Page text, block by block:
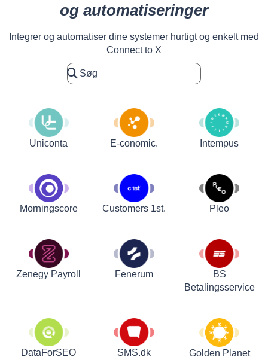
og automatiseringer
Integrer og automatiser dine systemer hurtigt og enkelt med
Connect to X
Uniconta E-conomic. Intempus
Morningscore Customers 1st. Pleo
Zenegy Payroll Fenerum
BS
Betalingsservice
DataForSEO SMS.dk Golden Planet